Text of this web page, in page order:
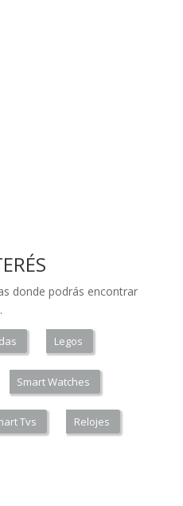
donde podrás encontrar
Legos
Smart Watches
Tvs Relojes